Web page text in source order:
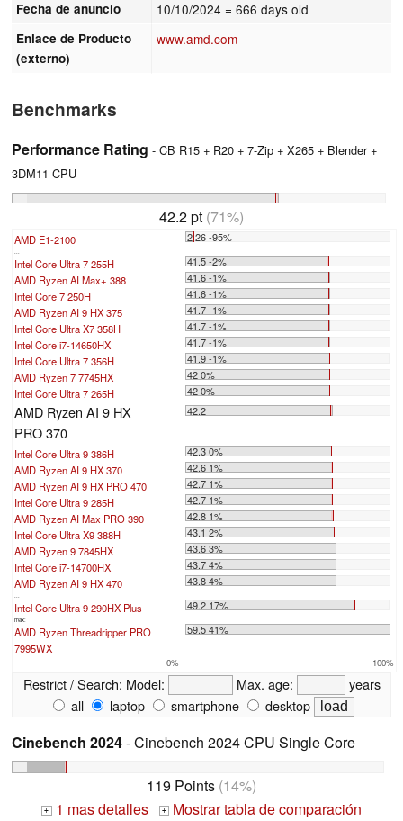
Fecha de anuncio 10/10/2024 = 666 days old
Enlace de Producto
(externo)
www.amd.com
Benchmarks
Performance Rating - CB R15 + R20 + 7-Zip + X265 + Blender +
3DM11 CPU
42.2 pt (71%)
AMD E1-2100 2.26 -95%
Intel Core Ultra 7 255H
41.5 -2%
AMD Ryzen AI Max+ 388
41.6 -1%
Intel Core 7 250H
41.6 -1%
AMD Ryzen AI 9 HX 375
41.7 -1%
Intel Core Ultra X7 358H
41.7 -1%
Intel Core i7-14650HX
41.7 -1%
Intel Core Ultra 7 356H
41.9 -1%
AMD Ryzen 7 7745HX
42 0%
Intel Core Ultra 7 265H
42 0%
AMD Ryzen AI 9 HX
PRO 370
42.2
Intel Core Ultra 9 386H
42.3 0%
AMD Ryzen AI 9 HX 370
42.6 1%
AMD Ryzen AI 9 HX PRO 470
42.7 1%
Intel Core Ultra 9 285H
42.7 1%
AMD Ryzen AI Max PRO 390
42.8 1%
Intel Core Ultra X9 388H
43.1 2%
AMD Ryzen 9 7845HX
43.6 3%
Intel Core i7-14700HX
43.7 4%
AMD Ryzen AI 9 HX 470
43.8 4%
Intel Core Ultra 9 290HX Plus 49.2 17%
max:
AMD Ryzen Threadripper PRO
7995WX
59.5 41%
0% 100%
Restrict / Search: Model: Max. age:
years
all
laptop smartphone desktop
Cinebench 2024- Cinebench 2024 CPU Single Core
119 Points (14%)
+ 1 mas detalles +
Mostrar tabla de comparación